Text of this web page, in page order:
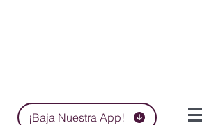
¡Baja Nuestra App!